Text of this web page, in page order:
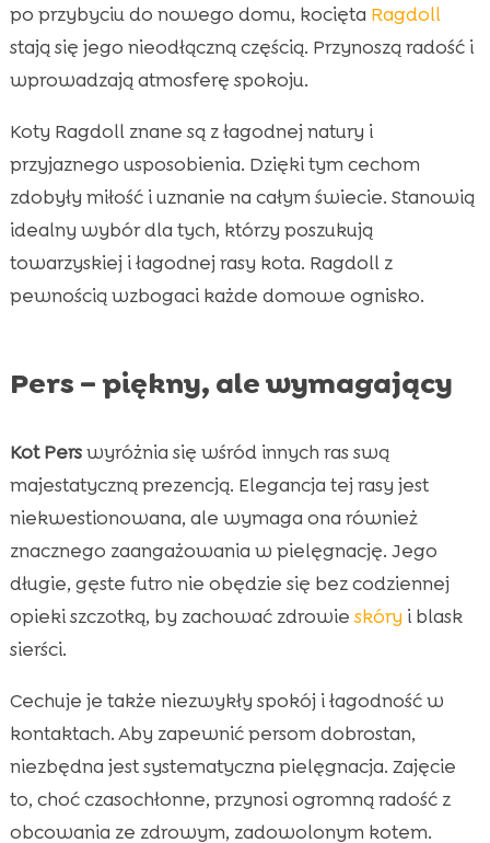
po przybyciu do nowego domu, kocięta Ragdoll
stają się jego nieodłączną częścią. Przynoszą radość i
wprowadzają atmosferę spokoju.
Koty Ragdoll znane są z łagodnej natury i
przyjaznego usposobienia. Dzięki tym cechom
zdobyły miłość i uznanie na całym świecie. Stanowią
idealny wybór dla tych, którzy poszukują
towarzyskiej i łagodnej rasy kota. Ragdoll z
pewnością wzbogaci każde domowe ognisko.
Pers – piękny, ale wymagający
Kot Perswyróżnia się wśród innych ras swą
majestatyczną prezencją. Elegancja tej rasy jest
niekwestionowana, ale wymaga ona również
znacznego zaangażowania w pielęgnację. Jego
długie, gęste futro nie obędzie się bez codziennej
opieki szczotką, by zachować zdrowie skóry i blask
sierści.
Cechuje je także niezwykły spokój i łagodność w
kontaktach. Aby zapewnić persom dobrostan,
niezbędna jest systematyczna pielęgnacja. Zajęcie
to, choć czasochłonne, przynosi ogromną radość z
obcowania ze zdrowym, zadowolonym kotem.